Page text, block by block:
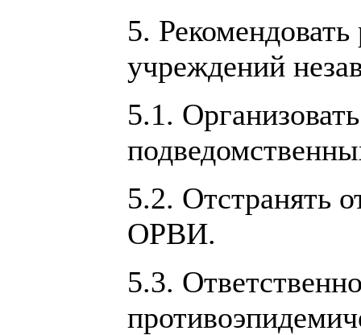
5.
учреждений
5.1.
5.2. Отстранять
ОРВИ.
5.3.